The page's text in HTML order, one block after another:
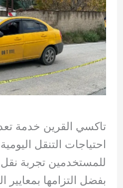
تاكسي القرين خدمة تعد
احتياجات التنقل
للمستخدمين تجربة
بفضل التزامها بمعايير